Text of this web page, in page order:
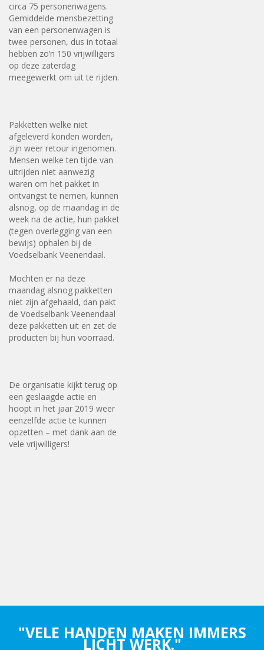
circa 75 personenwagens.
Gemiddelde mensbezetting
van een personenwagen is
twee personen, dus in totaal
hebben zo’n 150 vrijwilligers
op deze zaterdag
meegewerkt om uit te rijden.
Pakketten welke niet
afgeleverd konden worden,
zijn weer retour ingenomen.
Mensen welke ten tijde van
uitrijden niet aanwezig
waren om het pakket in
ontvangst te nemen, kunnen
alsnog, op de maandag in de
week na de actie, hun pakket
(tegen overlegging van een
bewijs) ophalen bij de
Voedselbank Veenendaal.
Mochten er na deze
maandag alsnog pakketten
niet zijn afgehaald, dan pakt
de Voedselbank Veenendaal
deze pakketten uit en zet de
producten bij hun voorraad.
De organisatie kijkt terug op
een geslaagde actie en
hoopt in het jaar 2019 weer
eenzelfde actie te kunnen
opzetten – met dank aan de
vele vrijwilligers!
"VELE HANDEN MAKEN IMMERS
LICHT WERK."